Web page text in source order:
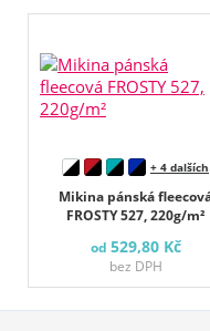
Mikina pánská
FROSTY 527, 220g/m²
+ 4 dalších
od 529,80 Kč
bez DPH